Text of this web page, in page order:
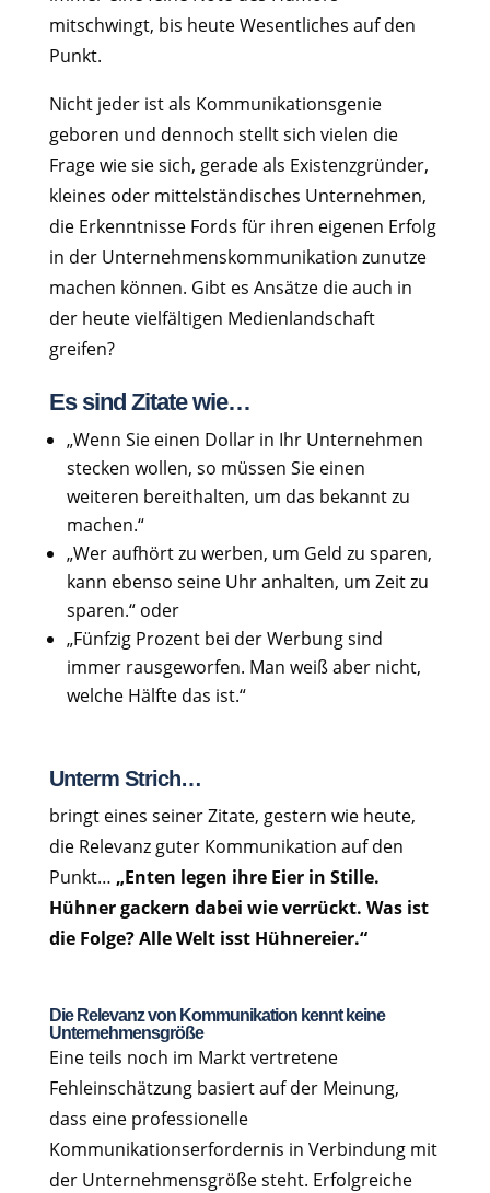
mitschwingt, bis heute Wesentliches auf den
Punkt.
Nicht jeder ist als Kommunikationsgenie
geboren und dennoch stellt sich vielen die
Frage wie sie sich, gerade als Existenzgründer,
kleines oder mittelständisches Unternehmen,
die Erkenntnisse Fords für ihren eigenen Erfolg
in der Unternehmenskommunikation zunutze
machen können. Gibt es Ansätze die auch in
der heute vielfältigen Medienlandschaft
greifen?
Es sind Zitate wie…
„Wenn Sie einen Dollar in Ihr Unternehmen
stecken wollen, so müssen Sie einen
weiteren bereithalten, um das bekannt zu
machen.“
„Wer aufhört zu werben, um Geld zu sparen,
kann ebenso seine Uhr anhalten, um Zeit zu
sparen.“ oder
„Fünfzig Prozent bei der Werbung sind
immer rausgeworfen. Man weiß aber nicht,
welche Hälfte das ist.“
Unterm Strich…
bringt eines seiner Zitate, gestern wie heute,
die Relevanz guter Kommunikation auf den
Punkt… „Enten legen ihre Eier in Stille.
Hühner gackern dabei wie verrückt. Was ist
die Folge? Alle Welt isst Hühnereier.“
Die Relevanz von Kommunikation kennt keine
Unternehmensgröße
Eine teils noch im Markt vertretene
Fehleinschätzung basiert auf der Meinung,
dass eine professionelle
Kommunikationserfordernis in Verbindung mit
der Unternehmensgröße steht. Erfolgreiche